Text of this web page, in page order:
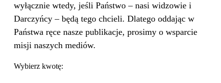
wyłącznie wtedy, jeśli Państwo – nasi widzowie i
Darczyńcy – będą tego chcieli. Dlatego oddając w
Państwa ręce nasze publikacje, prosimy o wsparcie
misji naszych mediów.
Wybierz kwotę: